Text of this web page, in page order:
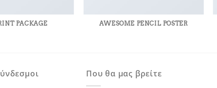
PACKAGE AWESOME PENCIL POSTER
Που θα μας βρείτε